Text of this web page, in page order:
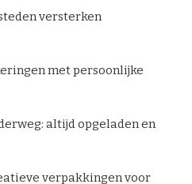
versterken
met persoonlijke
altijd opgeladen en
verpakkingen voor